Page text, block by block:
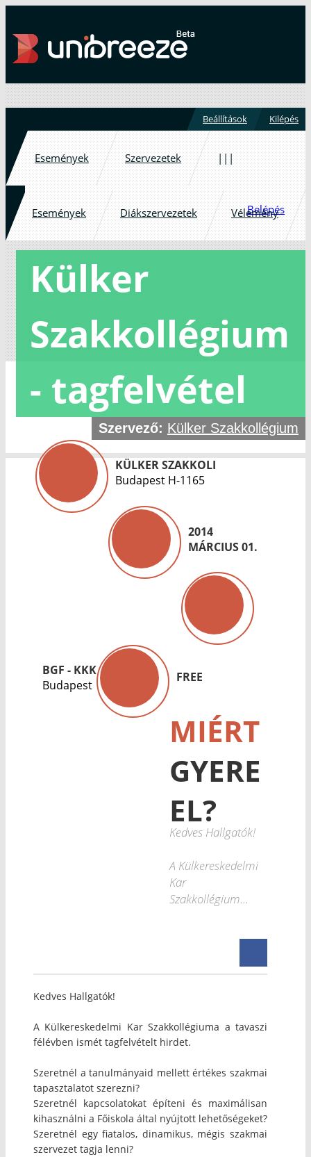
Beállítások Kilépés
Események Szervezetek |||
Események Diákszervezetek Vélemény
Belépés
Külker
Szakkollégium
- tagfelvétel
Szervező: Külker Szakkollégium
KÜLKER SZAKKOLI
Budapest H-1165
2014
MÁRCIUS 01.
BGF - KKK
Budapest
FREE
MIÉRT
GYERE
EL?
Kedves Hallgatók!
A Külkereskedelmi
Kar
Szakkollégium...
Kedves Hallgatók!
A Külkereskedelmi Kar Szakkollégiuma a tavaszi
félévben ismét tagfelvételt hirdet.
Szeretnél a tanulmányaid mellett értékes szakmai
tapasztalatot szerezni?
Szeretnél kapcsolatokat építeni és maximálisan
kihasználni a Főiskola által nyújtott lehetőségeket?
Szeretnél egy fiatalos, dinamikus, mégis szakmai
szervezet tagja lenni?